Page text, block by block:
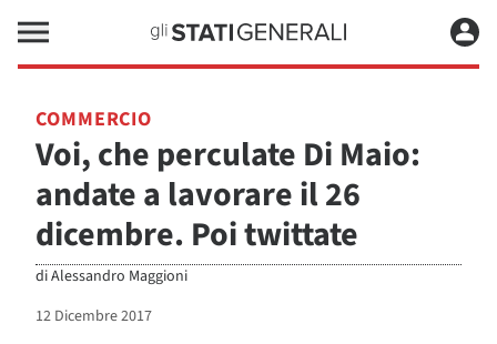
COMMERCIO
Voi, che perculate Di Maio:
andate a lavorare il 26
dicembre. Poi twittate
diAlessandro Maggioni
12 Dicembre 2017